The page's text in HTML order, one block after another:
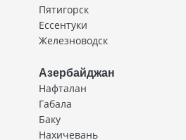
Пятигорск
Ессентуки
Железноводск
Азербайджан
Нафталан
Габала
Баку
Нахичевань